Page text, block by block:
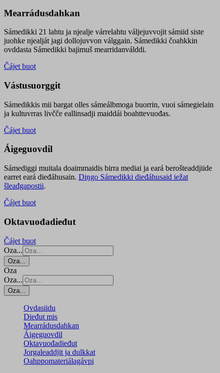
Mearrádusdahkan
Sámedikki 21 lahtu ja njealje várrelahtu váljejuvvojit sámiid siste
juohke njealját jagi dollojuvvon válggain. Sámedikki čoahkkin
ovddasta Sámedikki bajimuš mearridanválddi.
Čájet buot
Vástusuorggit
Sámedikkis mii bargat olles sámeálbmoga buorrin, vuoi sámegielain
ja kultuvrras livčče eallinsadji maiddái boahttevuođas.
Čájet buot
Áigeguovdil
Sámediggi muitala doaimmaidis birra mediai ja eará berošteaddjiide
earret eará dieđáhusain. Diŋgo Sámedikki dieđáhusaid iežat
šleađgapostii.
Čájet buot
Oktavuođadieđut
Čájet buot
Oza...
Oza...
Oza
Oza...
Oza...
Ovdasiidu
Dieđut mis
Mearrádusdahkan
Áigeguovdil
Oktavuođadieđut
Jorgaleaddjit ja dulkkat
Oahppomateriálagávpi